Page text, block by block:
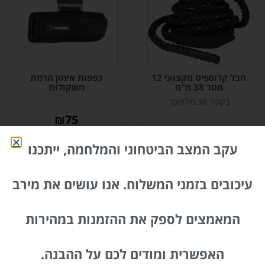
חבל קרוספיט מקצועי 12
מטר 38 מ"מ
בקוטר 38 מילימטר
כפפות אימון הרמת
משקולות
₪75
עקב המצב הביטחוני והמלחמה, ייתכנו
עיכובים בזמני המשלוח. אנו עושים את מירב
המאמצים לספק את ההזמנות במהירות
האפשרית ומודים לכם על ההבנה.